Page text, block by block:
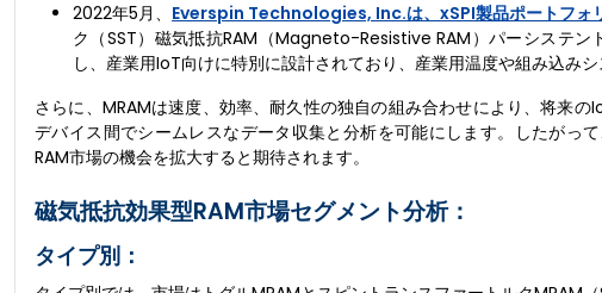
2022年5月、 Everspin Technologies, Inc.は、xSPI製品ポートフォ
ク（SST）磁気抵抗RAM（Magneto-Resistive RAM）パーシステ
し、産業用IoT向けに特別に設計されており、産業用温度や組み込み
さらに、MRAMは速度、効率、耐久性の独自の組み合わせにより、将来
デバイス間でシームレスなデータ収集と分析を可能にします。したがっ
RAM市場の機会を拡大すると期待されます。
磁気抵抗効果型RAM市場セグメント分析：
タイプ別：